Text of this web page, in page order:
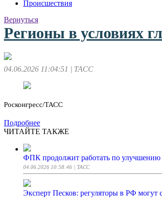
Происшествия
Вернуться
Регионы в условиях
04.06.2026 11:04:51 | ТАСС
Росконгресс/ТАСС
Подробнее
ЧИТАЙТЕ ТАКЖЕ
ФПК продолжит работать по улучшению
04.06.2026 10:58:46 | ТАСС
Эксперт Песков: регуляторы в РФ могут